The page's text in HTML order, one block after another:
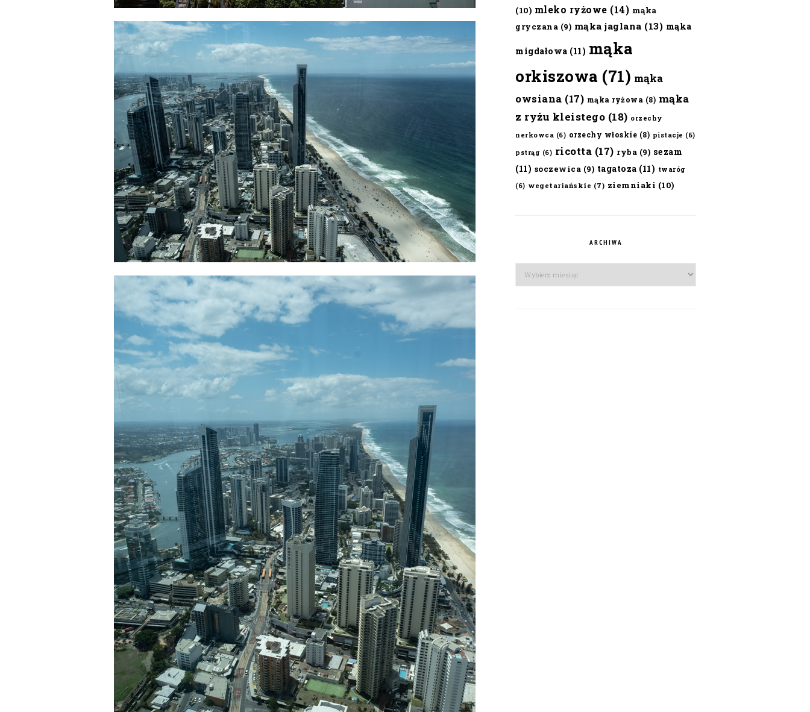
(10) mleko ryżowe (14) mąka
gryczana (9) mąka jaglana (13) mąka
migdałowa (11) mąka
orkiszowa (71) mąka
owsiana (17) mąka ryżowa (8) mąka
z ryżu kleistego (18) orzechy
nerkowca (6) orzechy włoskie (8) pistacje (6)
pstrąg (6) ricotta (17) ryba (9) sezam
(11) soczewica (9) tagatoza (11) twaróg
(6) wegetariańskie (7) ziemniaki (10)
ARCHIWA
Archiwa